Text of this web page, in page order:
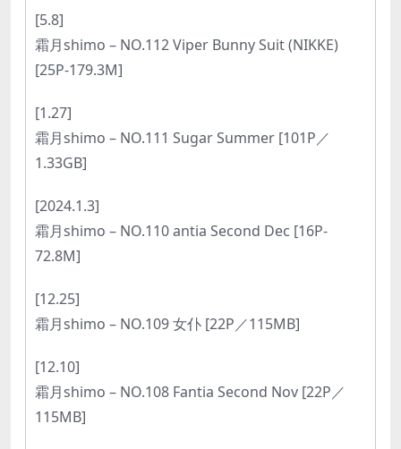
[5.8]
霜月shimo – NO.112 Viper Bunny Suit (NIKKE)
[25P-179.3M]
[1.27]
霜月shimo – NO.111 Sugar Summer [101P／
1.33GB]
[2024.1.3]
霜月shimo – NO.110 antia Second Dec [16P-
72.8M]
[12.25]
霜月shimo – NO.109 女仆 [22P／115MB]
[12.10]
霜月shimo – NO.108 Fantia Second Nov [22P／
115MB]